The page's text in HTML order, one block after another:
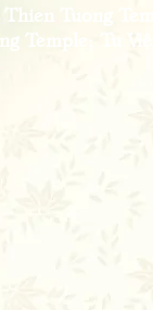
Thien Tuong
Tu